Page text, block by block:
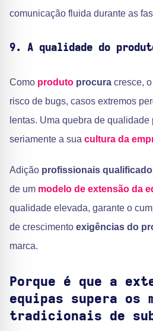
comunicação fluida durante as
9. A qualidade do
Como produto procura cresce,
risco de bugs, casos extremos
lentas. Uma quebra de
seriamente a sua cultura da
Adição profissionais
de um modelo de extensão da
qualidade elevada, garante o
de crescimento exigências do
marca.
Porque é que a
equipas supera os
tradicionais de